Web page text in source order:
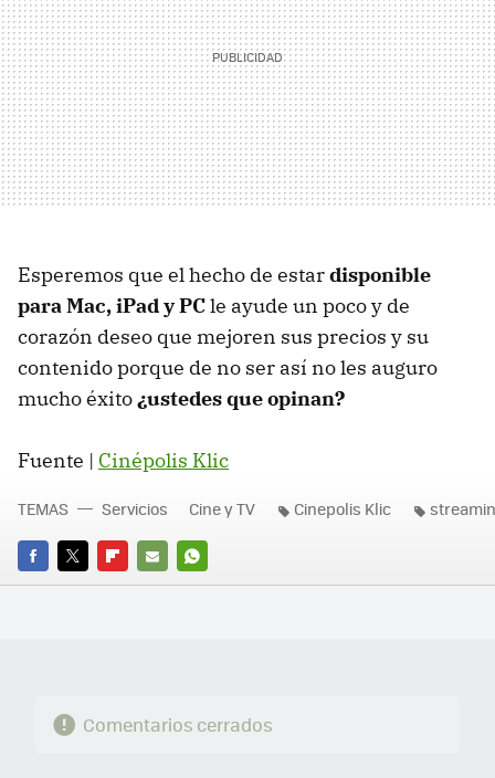
Esperemos que el hecho de estardisponible
para Mac, iPad y PCle ayude un poco y de
corazón deseo que mejoren sus precios y su
contenido porque de no ser así no les auguro
mucho éxito¿ustedes que opinan?
Fuente | Cinépolis Klic
FACEBOOK
TWITTERFLIPBOARD
E-
WHATSAPP
TEMAS Servicios Cine y TV Cinepolis Klic
Comentarios cerrados